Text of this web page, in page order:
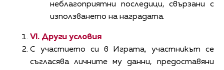
неблагоприятни последици, свързани с
използването на наградата.
VI. Други условия
С участието си в Играта, участникът се
съгласява личните му данни, предоставяни